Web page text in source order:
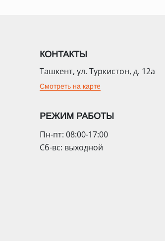
КОНТАКТЫ
Ташкент, ул. Туркистон, д. 12а
Смотреть на карте
РЕЖИМ РАБОТЫ
Пн-пт: 08:00-17:00
Сб-вс: выходной